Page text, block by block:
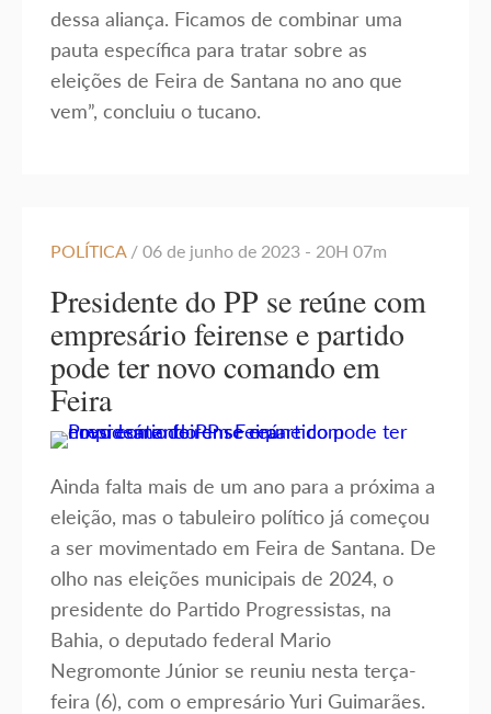
dessa aliança. Ficamos de combinar uma
pauta específica para tratar sobre as
eleições de Feira de Santana no ano que
vem”, concluiu o tucano.
POLÍTICA / 06 de junho de 2023 - 20H 07m
Presidente do PP se reúne com
empresário feirense e partido
pode ter novo comando em
Feira
Ainda falta mais de um ano para a próxima a
eleição, mas o tabuleiro político já começou
a ser movimentado em Feira de Santana. De
olho nas eleições municipais de 2024, o
presidente do Partido Progressistas, na
Bahia, o deputado federal Mario
Negromonte Júnior se reuniu nesta terça-
feira (6), com o empresário Yuri Guimarães.